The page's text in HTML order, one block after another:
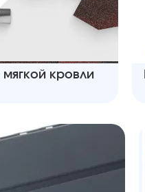
кровли